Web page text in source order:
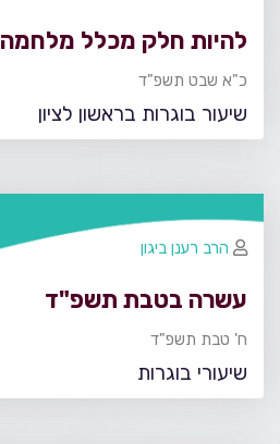
להיות חלק מכלל מלחמה
כ"א שבט תשפ"ד
שיעור בוגרות בראשון לציון
עשרה בטבת תשפ"ד
ח' טבת תשפ"ד
שיעורי בוגרות
הרב רענן ביגון